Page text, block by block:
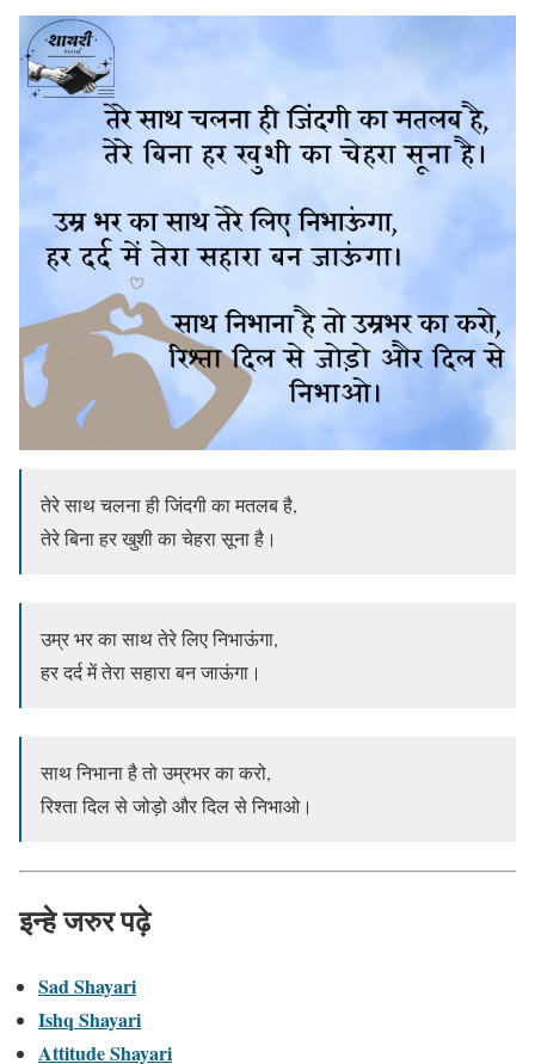
तेरे साथ चलना ही जिंदगी का मतलब है,
तेरे बिना हर खुशी का चेहरा सूना है।
उम्र भर का साथ तेरे लिए निभाऊंगा,
हर दर्द में तेरा सहारा बन जाऊंगा।
साथ निभाना है तो उम्रभर का करो,
रिश्ता दिल से जोड़ो और दिल से निभाओ।
इन्हे जरुर पढ़े
Sad Shayari
Ishq Shayari
Attitude Shayari